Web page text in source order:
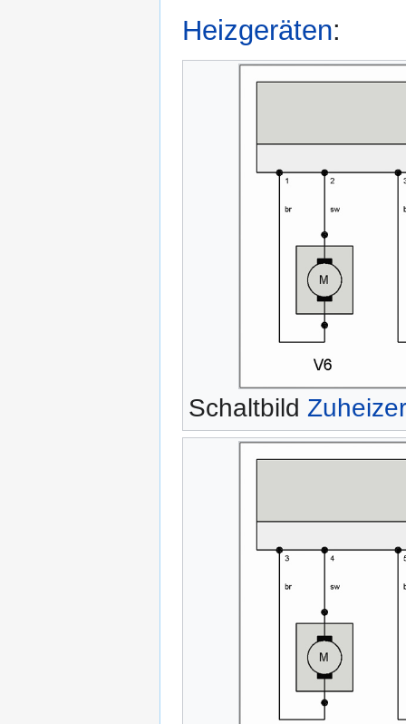
Heizgeräten:
Schaltbild Zuheizer